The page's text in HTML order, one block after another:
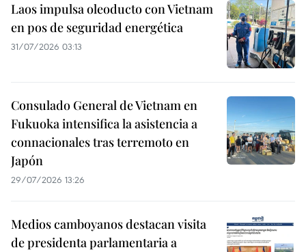
Laos impulsa oleoducto con Vietnam
en pos de seguridad energética
31/07/2026 03:13
Consulado General de Vietnam en
Fukuoka intensifica la asistencia a
connacionales tras terremoto en
Japón
29/07/2026 13:26
Medios camboyanos destacan visita
de presidenta parlamentaria a